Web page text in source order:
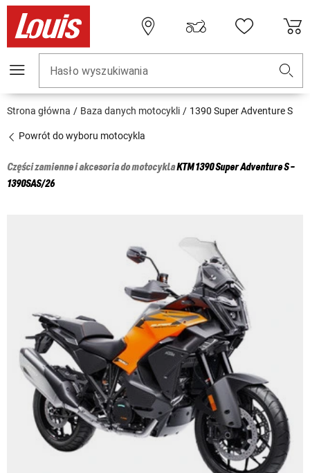
Hasło wyszukiwania
Strona główna Baza danych motocykli 1390 Super Adventure S
Powrót do wyboru motocykla
Części zamienne i akcesoria do motocyklaKTM1390 Super Adventure S -
1390SAS/26